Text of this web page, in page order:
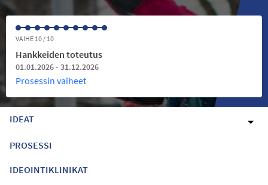
VAIHE 10 / 10
Hankkeiden toteutus
01.01.2026 - 31.12.2026
Prosessin vaiheet
IDEAT
PROSESSI
IDEOINTIKLINIKAT